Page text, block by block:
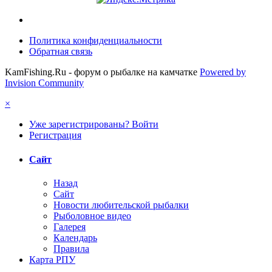
Политика конфиденциальности
Обратная связь
KamFishing.Ru - форум о рыбалке на камчатке Powered by
Invision Community
×
Уже зарегистрированы? Войти
Регистрация
Сайт
Назад
Сайт
Новости любительской рыбалки
Рыболовное видео
Галерея
Календарь
Правила
Карта РПУ